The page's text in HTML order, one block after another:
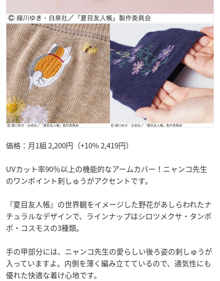
価格：月1組 2,200円（+10% 2,419円）
UVカット率90％以上の機能的なアームカバー！ニャンコ先生
のワンポイント刺しゅうがアクセントです。
『夏目友人帳』の世界観をイメージした野花があしらわれたナ
チュラルなデザインで、ラインナップはシロツメクサ・タンポ
ポ・コスモスの3種類。
手の甲部分には、ニャンコ先生の愛らしい後ろ姿の刺しゅうが
入っていますよ。内側を薄く編み立てているので、通気性にも
優れた快適な着け心地です。